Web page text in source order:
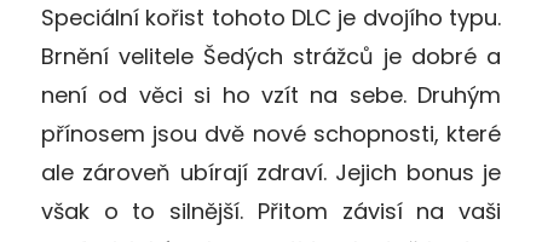
Speciální kořist tohoto DLC je dvojího typu.
Brnění velitele Šedých strážců je dobré a
není od věci si ho vzít na sebe. Druhým
přínosem jsou dvě nové schopnosti, které
ale zároveň ubírají zdraví. Jejich bonus je
však o to silnější. Přitom závisí na vaši